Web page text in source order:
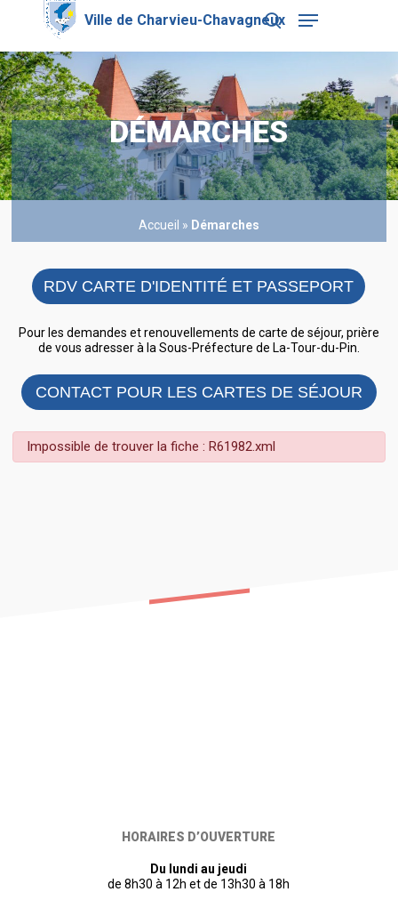
content
search
Menu
DÉMARCHES
Accueil » Démarches
RDV CARTE D'IDENTITÉ ET PASSEPORT
Pour les demandes et renouvellements de carte de séjour, prière
de vous adresser à la Sous-Préfecture de La-Tour-du-Pin.
CONTACT POUR LES CARTES DE SÉJOUR
Impossible de trouver la fiche : R61982.xml
HORAIRES D’OUVERTURE
Du lundi au jeudi
de 8h30 à 12h et de 13h30 à 18h
Close